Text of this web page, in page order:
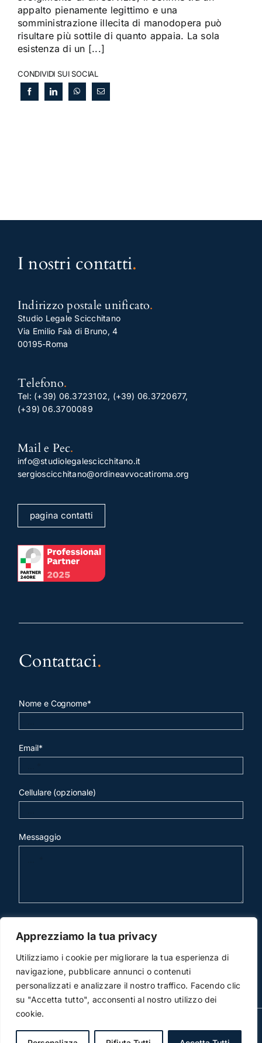
Apprezziamo la tua privacy
Utilizziamo i cookie per migliorare la tua esperienza di
navigazione, pubblicare annunci o contenuti
personalizzati e analizzare il nostro traffico. Facendo clic
su "Accetta tutto", acconsenti al nostro utilizzo dei
cookie.
appalto pienamente legittimo e una
somministrazione illecita di manodopera può
risultare più sottile di quanto appaia. La sola
esistenza di un [...]
CONDIVIDI SUI SOCIAL
I nostri contatti.
Indirizzo postale unificato.
Studio Legale Scicchitano
Via Emilio Faà di Bruno, 4
00195-Roma
Telefono.
Tel: (+39) 06.3723102, (+39) 06.3720677,
(+39) 06.3700089
Mail e Pec.
info@studiolegalescicchitano.it
sergioscicchitano@ordineavvocatiroma.org
pagina contatti
Contattaci.
Nome e Cognome*
Email*
Cellulare (opzionale)
Messaggio
invia mail
© Copyright 2012 -2018 | Studio Legale Scicchitano | All